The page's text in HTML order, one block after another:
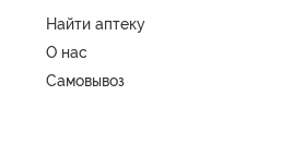
Найти аптеку
О нас
Самовывоз